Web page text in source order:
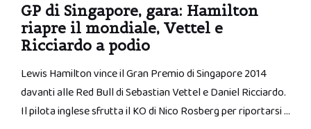
GP di Singapore, gara: Hamilton
riapre il mondiale, Vettel e
Ricciardo a podio
Lewis Hamilton vince il Gran Premio di Singapore 2014
davanti alle Red Bull di Sebastian Vettel e Daniel Ricciardo.
Il pilota inglese sfrutta il KO di Nico Rosberg per riportarsi …